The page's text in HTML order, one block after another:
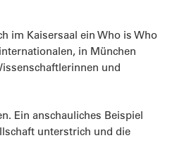
im Kaisersaal ein Who is Who
in München
und
Ein anschauliches Beispiel
unterstrich und die